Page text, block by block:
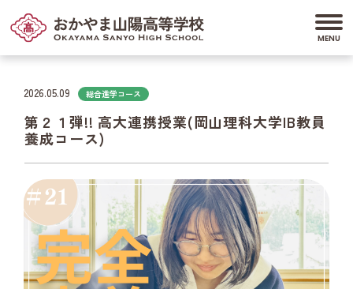
2026.05.09 総合進学コース
第２１弾!! 高大連携授業(岡山理科大学IB教員
養成コース)